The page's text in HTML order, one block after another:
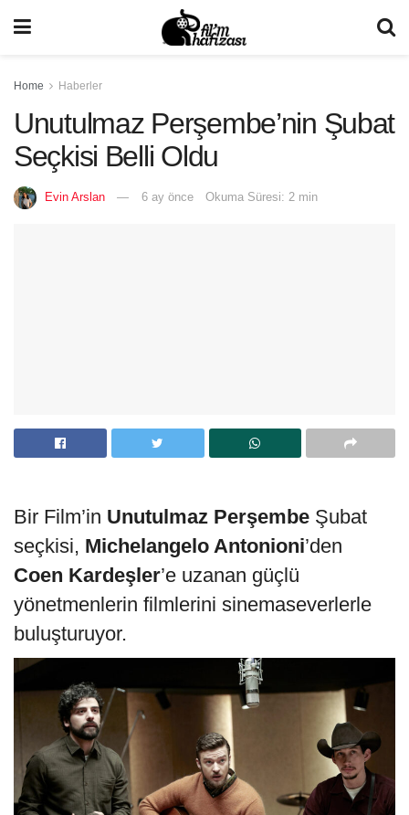
Home Haberler
Unutulmaz Perşembe’nin Şubat
Seçkisi Belli Oldu
Evin Arslan 6 ay önce Okuma Süresi: 2 min
Bir Film’in Unutulmaz Perşembe Şubat
seçkisi, Michelangelo Antonioni’den
Coen Kardeşler’e uzanan güçlü
yönetmenlerin filmlerini sinemaseverlerle
buluşturuyor.